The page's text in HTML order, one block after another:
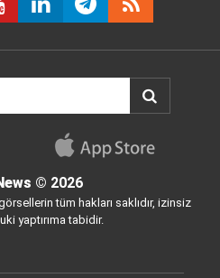
© 2026
tüm hakları saklıdır, izinsiz
yaptırıma tabidir.